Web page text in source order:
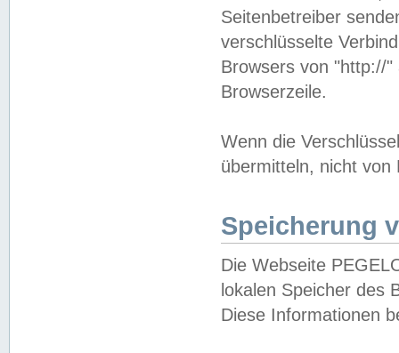
Seitenbetreiber
verschlüsselte
Browsers von "http://
Browserzeile.
Wenn die
übermitteln, nicht von
Speicherung
Die Webseite
lokalen Speicher des
Diese Informationen